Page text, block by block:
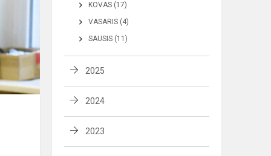
KOVAS (17)
VASARIS (4)
SAUSIS (11)
2025
2024
2023